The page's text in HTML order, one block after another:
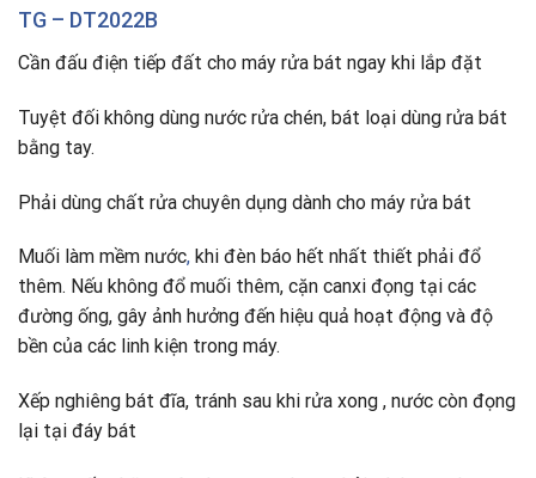
TG – DT2022B
Cần đấu điện tiếp đất cho máy rửa bát ngay khi lắp đặt
Tuyệt đối không dùng nước rửa chén, bát loại dùng rửa bát
bằng tay.
Phải dùng chất rửa chuyên dụng dành cho máy rửa bát
Muối làm mềm nước, khi đèn báo hết nhất thiết phải đổ
thêm. Nếu không đổ muối thêm, cặn canxi đọng tại các
đường ống, gây ảnh hưởng đến hiệu quả hoạt động và độ
bền của các linh kiện trong máy.
Xếp nghiêng bát đĩa, tránh sau khi rửa xong , nước còn đọng
lại tại đáy bát